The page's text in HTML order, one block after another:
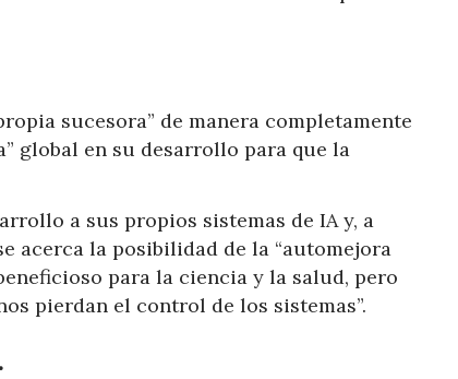
sucesora” de manera completamente
global en su desarrollo para que la
a sus propios sistemas de IA y, a
acerca la posibilidad de la “automejora
para la ciencia y la salud, pero
pierdan el control de los sistemas”.